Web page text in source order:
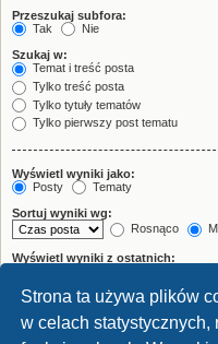
Strona ta używa plików
w celach statystycznych,
Przeszukaj subfora:
Tak
Nie
Szukaj w:
Temat i treść posta
Tylko treść posta
Tylko tytuły tematów
Tylko pierwszy post tematu
Wyświetl wyniki jako:
Posty
Tematy
Sortuj wyniki wg:
Rosnąco
Wyświetl wyniki z ostatnich:
Wyświetl pierwsze:
znaków w